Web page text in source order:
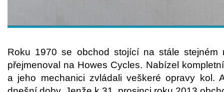
Roku 1970 se obchod stojící na stále stejném
přejmenoval na Howes Cycles. Nabízel
a jeho mechanici zvládali veškeré opravy kol.